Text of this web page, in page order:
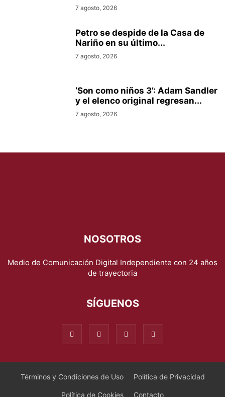
7 agosto, 2026
Petro se despide de la Casa de
Nariño en su último...
7 agosto, 2026
‘Son como niños 3’: Adam Sandler
y el elenco original regresan...
7 agosto, 2026
NOSOTROS
Medio de Comunicación Digital Independiente con 24 años
de trayectoria
SÍGUENOS
Términos y Condiciones de Uso Política de Privacidad
Política de Cookies Contacto